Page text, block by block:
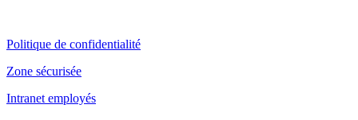
Politique de confidentialité
Zone sécurisée
Intranet employés